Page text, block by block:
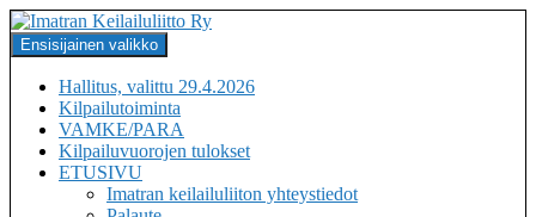
Siirry
sisältöön
Imatran Keilailuliitto Ry
Haku
Ensisijainen valikko
Hallitus, valittu 29.4.2026
Kilpailutoiminta
VAMKE/PARA
Kilpailuvuorojen tulokset
ETUSIVU
Imatran keilailuliiton yhteystiedot